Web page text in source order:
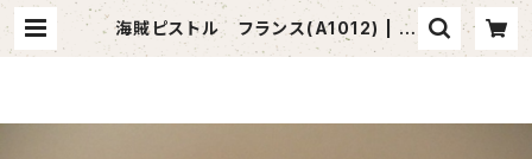
海賊ピストル フランス(A1012) | 浅
草仲見世 模擬刀・踊り小道具の小山